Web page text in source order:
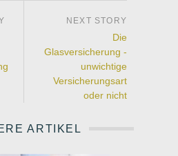
Die
Glasversicherung -
unwichtige
Versicherungsart
oder nicht
ARTIKEL